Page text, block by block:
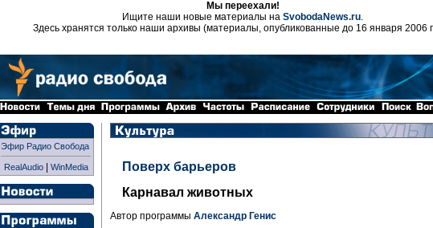
Мы переехали!
Ищите наши новые материалы на SvobodaNews.ru.
Здесь хранятся только наши архивы (материалы, опубликованные до 16 января 2006
Эфир Радио Свобода
RealAudio| WinMedia
Поверх барьеров
Карнавал животных
Автор программы Александр Генис